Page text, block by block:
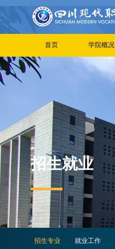
首页 学院概况
招生就业
招生专业 就业工作